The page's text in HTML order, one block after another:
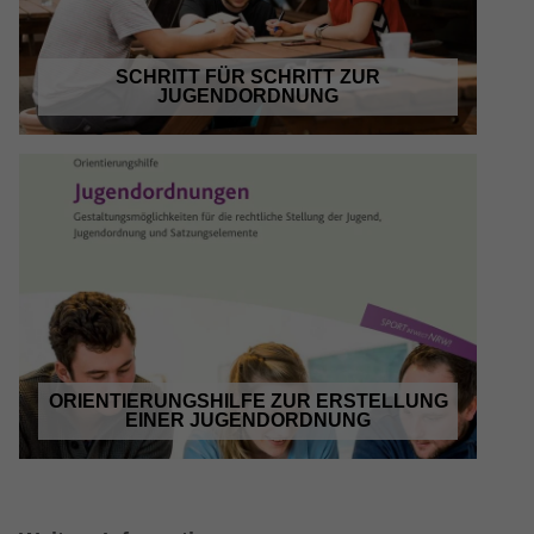
SCHRITT FÜR SCHRITT ZUR
JUGENDORDNUNG
ORIENTIERUNGSHILFE ZUR ERSTELLUNG
EINER JUGENDORDNUNG
Anbieter Google LLC
13 Monate
Wird verwendet, um den Sitzungsstatus zu